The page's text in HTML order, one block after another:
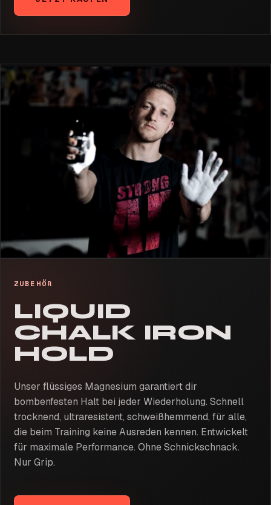
ZUBEHÖR
LIQUID
CHALK IRON
HOLD
Unser flüssiges Magnesium garantiert dir
bombenfesten Halt bei jeder Wiederholung. Schnell
trocknend, ultraresistent, schweißhemmend, für alle,
die beim Training keine Ausreden kennen. Entwickelt
für maximale Performance. Ohne Schnickschnack.
Nur Grip.